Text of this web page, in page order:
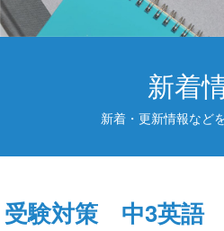
新着
新着・更新情報など
受験対策 中3英語